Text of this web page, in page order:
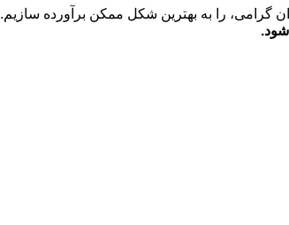
تا
گرامی، را به بهترین شکل ممکن برآورده سازیم.